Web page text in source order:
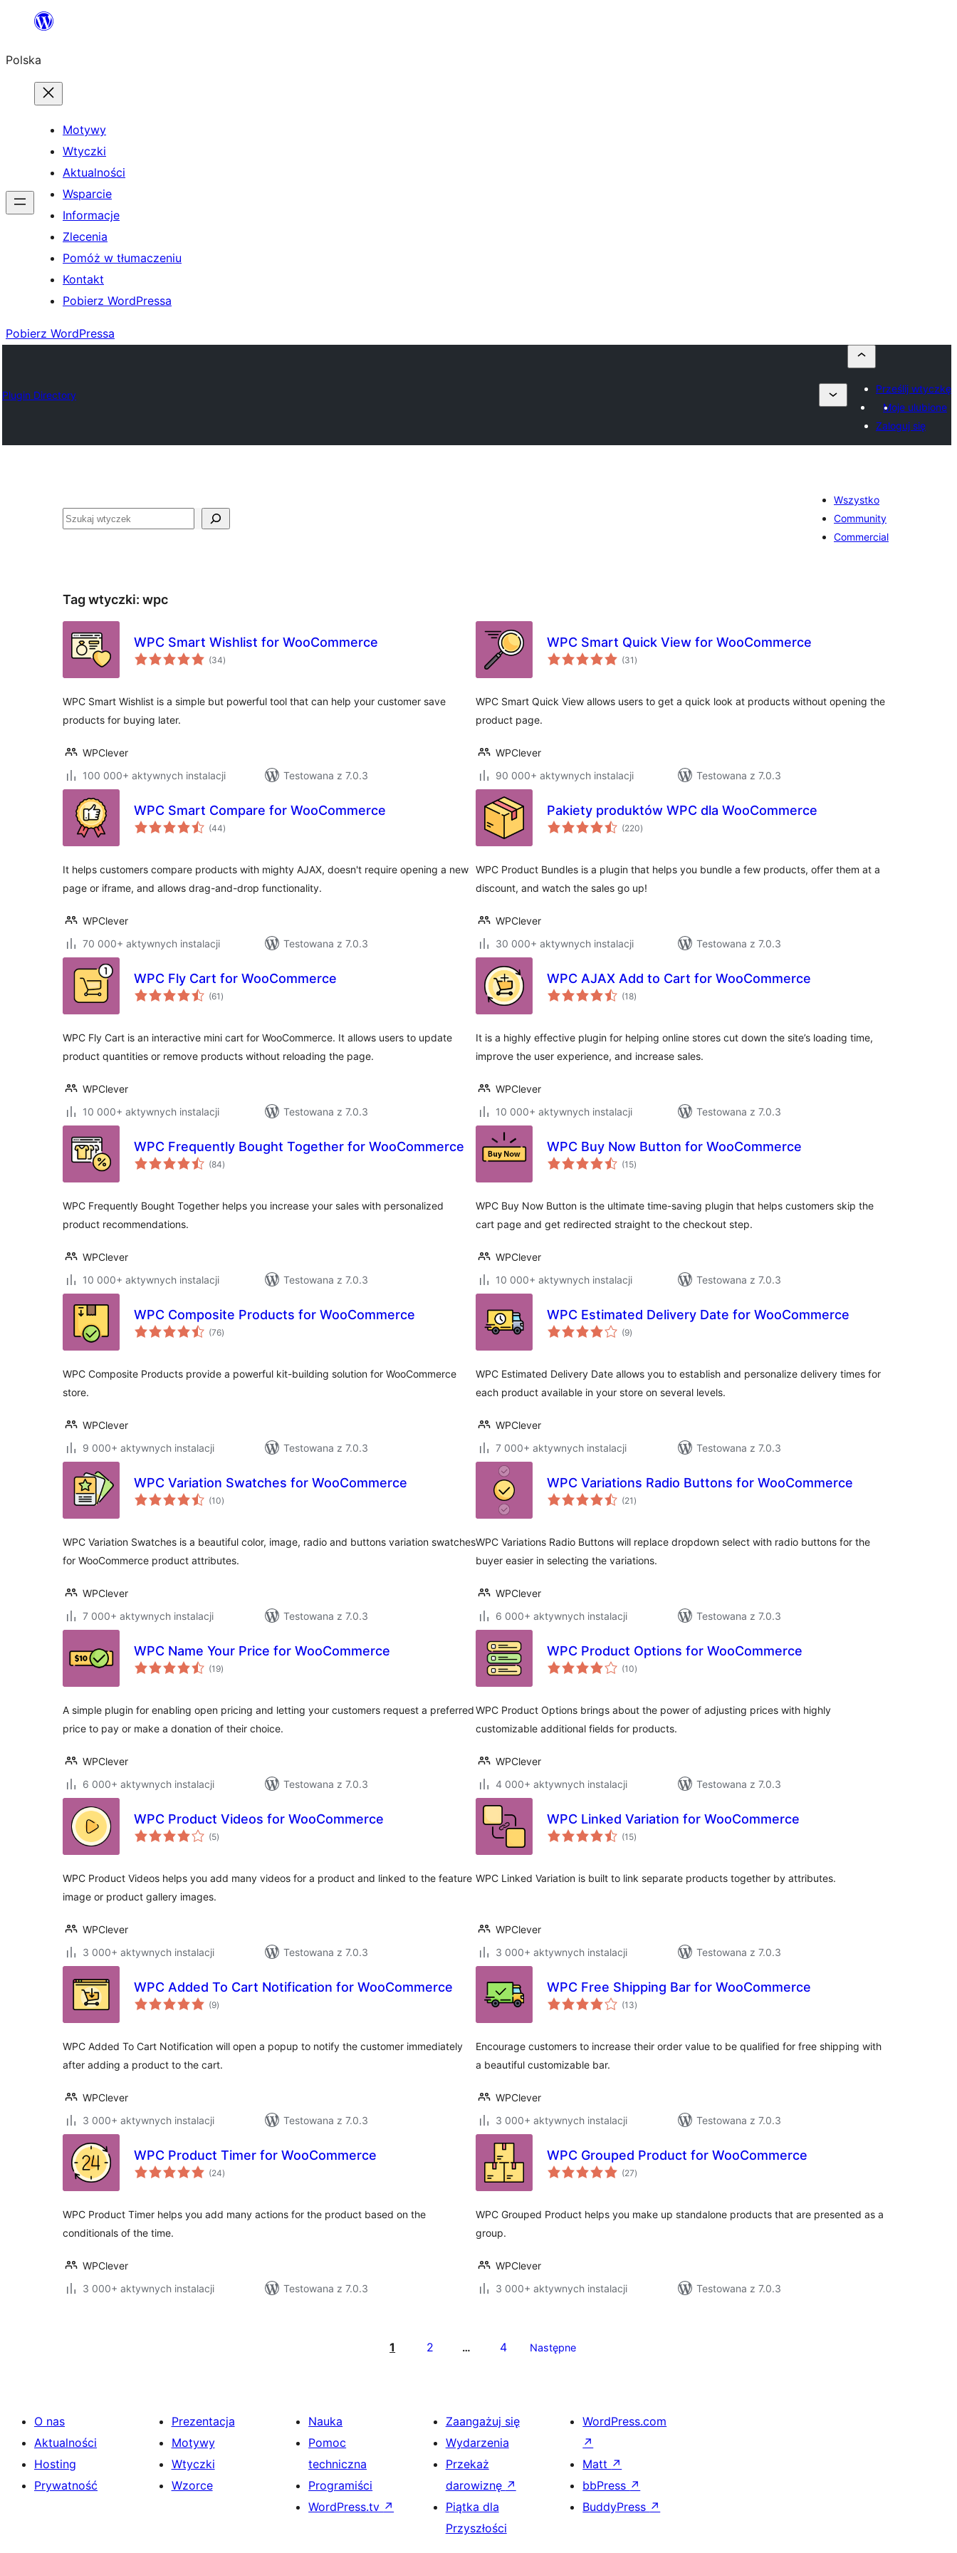
Przejdź
treści
Polska
Motywy
Wtyczki
Aktualności
Wsparcie
Informacje
Zlecenia
Pomóż w tłumaczeniu
Kontakt
Pobierz WordPressa
Pobierz WordPressa
Plugin Directory
Prześlij wtyczkę
Moje ulubione
Zaloguj się
Szukaj
Wszystko
Community
Commercial
Tag wtyczki: wpc
WPC Smart Wishlist for WooCommerce
(34wszystkich
ocen
)
WPC Smart Wishlist is a simple but powerful tool that can help your customer save
products for buying later.
WPClever
100 000+ aktywnych instalacji
Testowana z 7.0.3
WPC Smart Quick View for WooCommerce
(31 wszystkich
ocen
)
WPC Smart Quick View allows users to get a quick look at products without opening the
product page.
WPClever
90 000+ aktywnych instalacji
Testowana z 7.0.3
WPC Smart Compare for WooCommerce
(44wszystkich
ocen
)
It helps customers compare products with mighty AJAX, doesn't require opening a new
page or iframe, and allows drag-and-drop functionality.
WPClever
70 000+ aktywnych instalacji
Testowana z 7.0.3
Pakiety produktów WPC dla WooCommerce
(220wszystkich
ocen
)
WPC Product Bundles is a plugin that helps you bundle a few products, offer them at a
discount, and watch the sales go up!
WPClever
30 000+ aktywnych instalacji
Testowana z 7.0.3
WPC Fly Cart for WooCommerce
(61 wszystkich
ocen
)
WPC Fly Cart is an interactive mini cart for WooCommerce. It allows users to update
product quantities or remove products without reloading the page.
WPClever
10 000+ aktywnych instalacji
Testowana z 7.0.3
WPC AJAX Add to Cart for WooCommerce
(18wszystkich
ocen
)
It is a highly effective plugin for helping online stores cut down the site’s loading time,
improve the user experience, and increase sales.
WPClever
10 000+ aktywnych instalacji
Testowana z 7.0.3
WPC Frequently Bought Together for WooCommerce
(84wszystkich
ocen
)
WPC Frequently Bought Together helps you increase your sales with personalized
product recommendations.
WPClever
10 000+ aktywnych instalacji
Testowana z 7.0.3
WPC Buy Now Button for WooCommerce
(15wszystkich
ocen
)
WPC Buy Now Button is the ultimate time-saving plugin that helps customers skip the
cart page and get redirected straight to the checkout step.
WPClever
10 000+ aktywnych instalacji
Testowana z 7.0.3
WPC Composite Products for WooCommerce
(76wszystkich
ocen
)
WPC Composite Products provide a powerful kit-building solution for WooCommerce
store.
WPClever
9 000+ aktywnych instalacji
Testowana z 7.0.3
WPC Estimated Delivery Date for WooCommerce
(9wszystkich
ocen
)
WPC Estimated Delivery Date allows you to establish and personalize delivery times for
each product available in your store on several levels.
WPClever
7 000+ aktywnych instalacji
Testowana z 7.0.3
WPC Variation Swatches for WooCommerce
(10wszystkich
ocen
)
WPC Variation Swatches is a beautiful color, image, radio and buttons variation swatches
for WooCommerce product attributes.
WPClever
7 000+ aktywnych instalacji
Testowana z 7.0.3
WPC Variations Radio Buttons for WooCommerce
(21 wszystkich
ocen
)
WPC Variations Radio Buttons will replace dropdown select with radio buttons for the
buyer easier in selecting the variations.
WPClever
6 000+ aktywnych instalacji
Testowana z 7.0.3
WPC Name Your Price for WooCommerce
(19wszystkich
ocen
)
A simple plugin for enabling open pricing and letting your customers request a preferred
price to pay or make a donation of their choice.
WPClever
6 000+ aktywnych instalacji
Testowana z 7.0.3
WPC Product Options for WooCommerce
(10wszystkich
ocen
)
WPC Product Options brings about the power of adjusting prices with highly
customizable additional fields for products.
WPClever
4 000+ aktywnych instalacji
Testowana z 7.0.3
WPC Product Videos for WooCommerce
(5wszystkich
ocen
)
WPC Product Videos helps you add many videos for a product and linked to the feature
image or product gallery images.
WPClever
3 000+ aktywnych instalacji
Testowana z 7.0.3
WPC Linked Variation for WooCommerce
(15wszystkich
ocen
)
WPC Linked Variation is built to link separate products together by attributes.
WPClever
3 000+ aktywnych instalacji
Testowana z 7.0.3
WPC Added To Cart Notification for WooCommerce
(9wszystkich
ocen
)
WPC Added To Cart Notification will open a popup to notify the customer immediately
after adding a product to the cart.
WPClever
3 000+ aktywnych instalacji
Testowana z 7.0.3
WPC Free Shipping Bar for WooCommerce
(13wszystkich
ocen
)
Encourage customers to increase their order value to be qualified for free shipping with
a beautiful customizable bar.
WPClever
3 000+ aktywnych instalacji
Testowana z 7.0.3
WPC Product Timer for WooCommerce
(24wszystkich
ocen
)
WPC Product Timer helps you add many actions for the product based on the
conditionals of the time.
WPClever
3 000+ aktywnych instalacji
Testowana z 7.0.3
WPC Grouped Product for WooCommerce
(27wszystkich
ocen
)
WPC Grouped Product helps you make up standalone products that are presented as a
group.
WPClever
3 000+ aktywnych instalacji
Testowana z 7.0.3
1 2 … 4 Następne
O nas
Aktualności
Hosting
Prywatność
Prezentacja
Motywy
Wtyczki
Wzorce
Nauka
Pomoc
techniczna
Programiści
WordPress.tv ↗
Zaangażuj się
Wydarzenia
Przekaż
darowiznę ↗
Piątka dla
Przyszłości
WordPress.com
↗
Matt ↗
bbPress ↗
BuddyPress ↗